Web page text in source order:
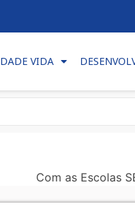
VIDA